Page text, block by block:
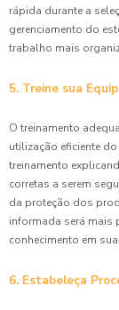
rápida durante a
gerenciamento do
trabalho mais
5. Treine sua
O treinamento
utilização eficiente
treinamento
corretas a serem
da proteção dos
informada será mais
conhecimento em
6. Estabeleça